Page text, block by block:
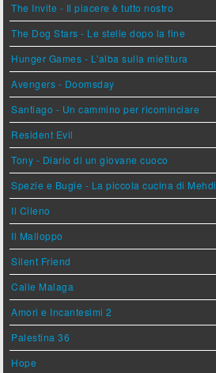
The Invite - Il piacere è tutto nostro
The Dog Stars - Le stelle dopo la fine
Hunger Games - L'alba sulla mietitura
Avengers - Doomsday
Santiago - Un cammino per ricominciare
Resident Evil
Tony - Diario di un giovane cuoco
Spezie e Bugie - La piccola cucina di Mehdi
Il Cileno
Il Malloppo
Silent Friend
Calle Malaga
Amori e Incantesimi 2
Palestina 36
Hope